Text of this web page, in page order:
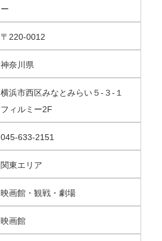
ー
〒220-0012
神奈川県
横浜市西区みなとみらい５-３-１
フィルミー2F
045-633-2151
関東エリア
映画館・観戦・劇場
映画館